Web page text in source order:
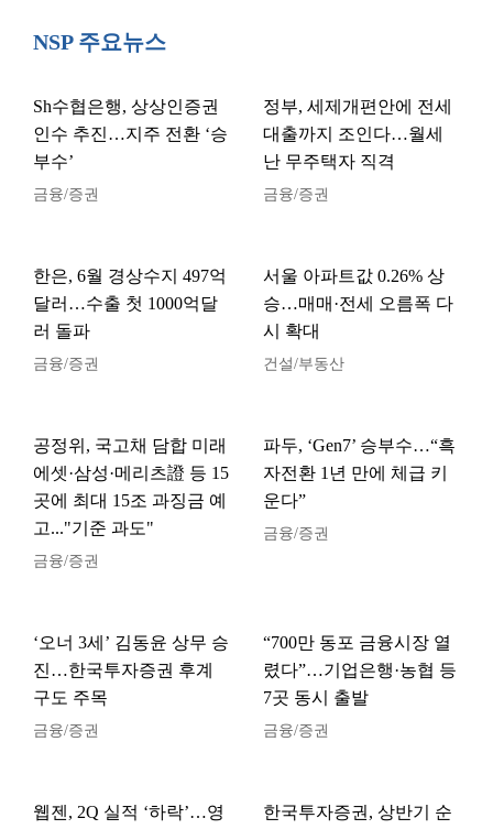
NSP 주요뉴스
Sh수협은행, 상상인증권
인수 추진…지주 전환 ‘승
부수’
금융/증권
정부, 세제개편안에 전세
대출까지 조인다…월세
난 무주택자 직격
금융/증권
한은, 6월 경상수지 497억
달러…수출 첫 1000억달
러 돌파
금융/증권
서울 아파트값 0.26% 상
승…매매·전세 오름폭 다
시 확대
건설/부동산
공정위, 국고채 담합 미래
에셋·삼성·메리츠證 등 15
곳에 최대 15조 과징금 예
고..."기준 과도"
금융/증권
파두, ‘Gen7’ 승부수…“흑
자전환 1년 만에 체급 키
운다”
금융/증권
‘오너 3세’ 김동윤 상무 승
진…한국투자증권 후계
구도 주목
금융/증권
“700만 동포 금융시장 열
렸다”…기업은행·농협 등
7곳 동시 출발
금융/증권
웹젠, 2Q 실적 ‘하락’…영
한국투자증권, 상반기 순